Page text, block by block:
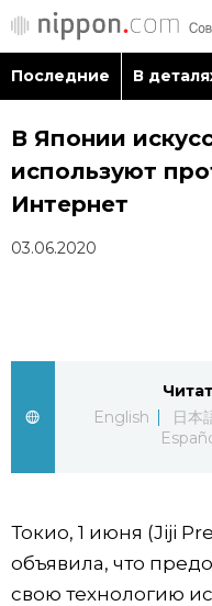
Последние
Фото/Видео
Разделы
Последние В
В Японии
используют
Интернет
03.06.2020
English
日本
Токио, 1 июня (Jiji
объявила, что
свою технологию